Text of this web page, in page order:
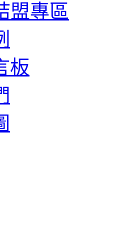
盟專區
板